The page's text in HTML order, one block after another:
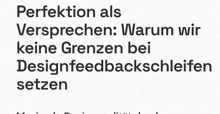
Agentur
Referenzen
Kontakt
Blog
Webflow
Webdesign
Shopify
Perfektion als
Versprechen: Warum wir
keine Grenzen bei
Designfeedbackschleifen
setzen